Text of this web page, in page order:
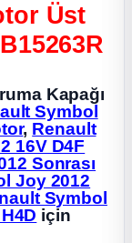
Üst
Kapağı
Symbol
, Renault
16V D4F
Sonrası
Joy 2012
Symbol
için